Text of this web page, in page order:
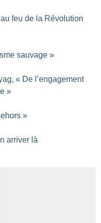
feu de la Révolution
sauvage »
« De l’engagement
»
»
arriver là